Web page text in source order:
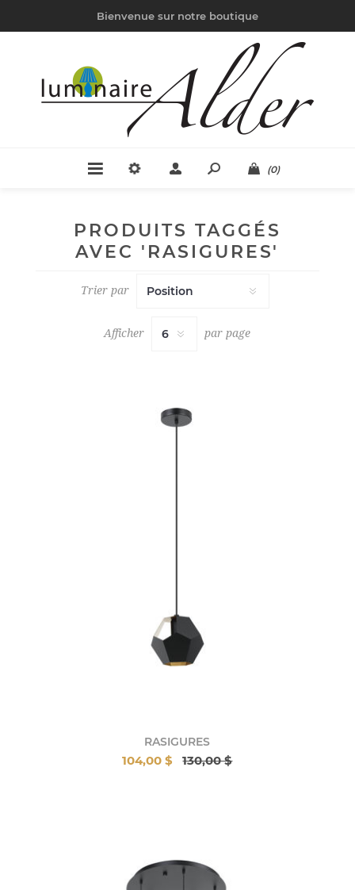
Bienvenue sur notre boutique
(0)
PRODUITS TAGGÉS
AVEC 'RASIGURES'
Trier par
Afficher par page
RASIGURES
104,00 $ 130,00 $